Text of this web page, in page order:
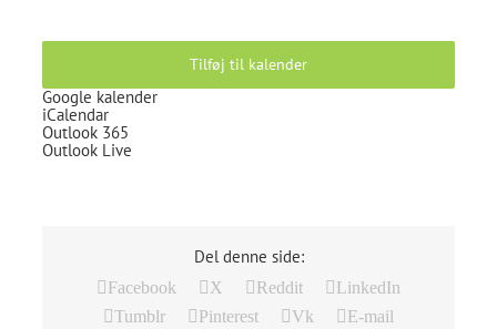
Tilføj til kalender
Google kalender
iCalendar
Outlook 365
Outlook Live
Del denne side:
Facebook X Reddit
LinkedIn
Tumblr
Pinterest Vk E-mail